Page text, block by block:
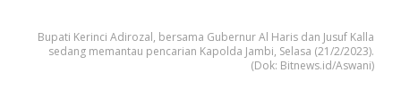
o
z
Bupati Kerinci Adirozal, bersama Gubernur Al Haris dan Jusuf Kalla
sedang memantau pencarian Kapolda Jambi, Selasa (21/2/2023).
(Dok: Bitnews.id/Aswani)